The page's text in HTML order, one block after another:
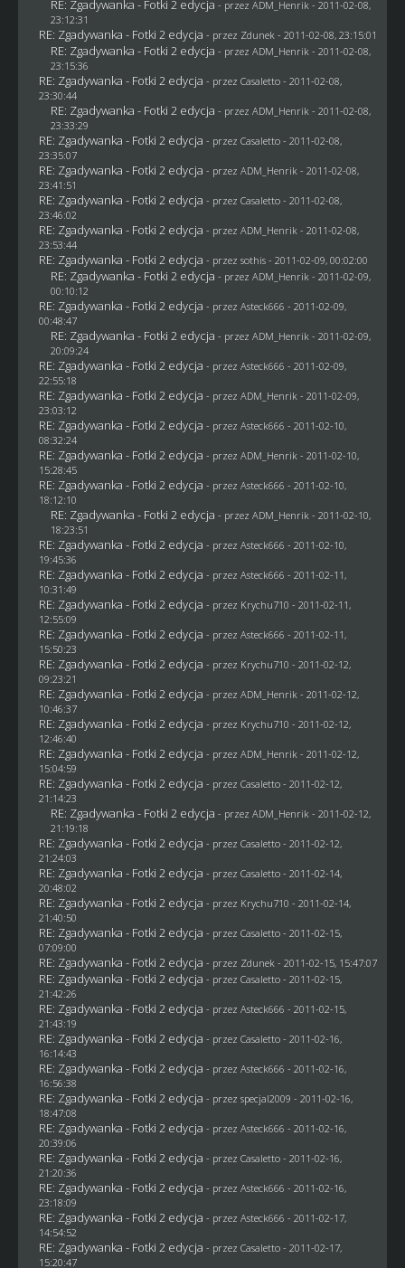
RE: Zgadywanka - Fotki 2 edycja - przez ADM_Henrik - 2011-02-08,
23:12:31
RE: Zgadywanka - Fotki 2 edycja - przez Zdunek - 2011-02-08, 23:15:01
RE: Zgadywanka - Fotki 2 edycja - przez ADM_Henrik - 2011-02-08,
23:15:36
RE: Zgadywanka - Fotki 2 edycja - przez Casaletto- 2011-02-08,
23:30:44
RE: Zgadywanka - Fotki 2 edycja - przez ADM_Henrik - 2011-02-08,
23:33:29
RE: Zgadywanka - Fotki 2 edycja - przez Casaletto- 2011-02-08,
23:35:07
RE: Zgadywanka - Fotki 2 edycja - przez ADM_Henrik - 2011-02-08,
23:41:51
RE: Zgadywanka - Fotki 2 edycja - przez Casaletto- 2011-02-08,
23:46:02
RE: Zgadywanka - Fotki 2 edycja - przez ADM_Henrik - 2011-02-08,
23:53:44
RE: Zgadywanka - Fotki 2 edycja - przez sothis- 2011-02-09, 00:02:00
RE: Zgadywanka - Fotki 2 edycja - przez ADM_Henrik - 2011-02-09,
00:10:12
RE: Zgadywanka - Fotki 2 edycja - przez Asteck666 - 2011-02-09,
00:48:47
RE: Zgadywanka - Fotki 2 edycja - przez ADM_Henrik - 2011-02-09,
20:09:24
RE: Zgadywanka - Fotki 2 edycja - przez Asteck666 - 2011-02-09,
22:55:18
RE: Zgadywanka - Fotki 2 edycja - przez ADM_Henrik - 2011-02-09,
23:03:12
RE: Zgadywanka - Fotki 2 edycja - przez Asteck666 - 2011-02-10,
08:32:24
RE: Zgadywanka - Fotki 2 edycja - przez ADM_Henrik - 2011-02-10,
15:28:45
RE: Zgadywanka - Fotki 2 edycja - przez Asteck666 - 2011-02-10,
18:12:10
RE: Zgadywanka - Fotki 2 edycja - przez ADM_Henrik - 2011-02-10,
18:23:51
RE: Zgadywanka - Fotki 2 edycja - przez Asteck666 - 2011-02-10,
19:45:36
RE: Zgadywanka - Fotki 2 edycja - przez Asteck666 - 2011-02-11,
10:31:49
RE: Zgadywanka - Fotki 2 edycja - przez Krychu710 - 2011-02-11,
12:55:09
RE: Zgadywanka - Fotki 2 edycja - przez Asteck666 - 2011-02-11,
15:50:23
RE: Zgadywanka - Fotki 2 edycja - przez Krychu710 - 2011-02-12,
09:23:21
RE: Zgadywanka - Fotki 2 edycja - przez ADM_Henrik - 2011-02-12,
10:46:37
RE: Zgadywanka - Fotki 2 edycja - przez Krychu710 - 2011-02-12,
12:46:40
RE: Zgadywanka - Fotki 2 edycja - przez ADM_Henrik - 2011-02-12,
15:04:59
RE: Zgadywanka - Fotki 2 edycja - przez Casaletto- 2011-02-12,
21:14:23
RE: Zgadywanka - Fotki 2 edycja - przez ADM_Henrik - 2011-02-12,
21:19:18
RE: Zgadywanka - Fotki 2 edycja - przez Casaletto- 2011-02-12,
21:24:03
RE: Zgadywanka - Fotki 2 edycja - przez Casaletto- 2011-02-14,
20:48:02
RE: Zgadywanka - Fotki 2 edycja - przez Krychu710 - 2011-02-14,
21:40:50
RE: Zgadywanka - Fotki 2 edycja - przez Casaletto- 2011-02-15,
07:09:00
RE: Zgadywanka - Fotki 2 edycja - przez Zdunek - 2011-02-15, 15:47:07
RE: Zgadywanka - Fotki 2 edycja - przez Casaletto- 2011-02-15,
21:42:26
RE: Zgadywanka - Fotki 2 edycja - przez Asteck666 - 2011-02-15,
21:43:19
RE: Zgadywanka - Fotki 2 edycja - przez Casaletto- 2011-02-16,
16:14:43
RE: Zgadywanka - Fotki 2 edycja - przez Asteck666 - 2011-02-16,
16:56:38
RE: Zgadywanka - Fotki 2 edycja - przez specjal2009 - 2011-02-16,
18:47:08
RE: Zgadywanka - Fotki 2 edycja - przez Asteck666 - 2011-02-16,
20:39:06
RE: Zgadywanka - Fotki 2 edycja - przez Casaletto- 2011-02-16,
21:20:36
RE: Zgadywanka - Fotki 2 edycja - przez Asteck666 - 2011-02-16,
23:18:09
RE: Zgadywanka - Fotki 2 edycja - przez Asteck666 - 2011-02-17,
14:54:52
RE: Zgadywanka - Fotki 2 edycja - przez Casaletto- 2011-02-17,
15:20:47